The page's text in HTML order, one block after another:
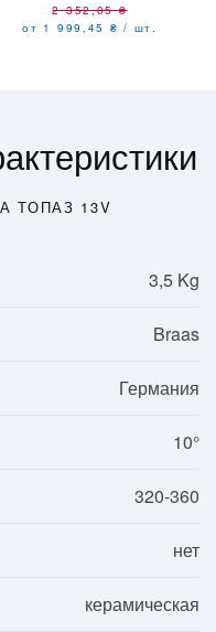
2 352,05₴
от 1 999,45 ₴ / шт.
ТОПАЗ 13V
3,5 Kg
Braas
Германия
10°
320-360
нет
керамическая